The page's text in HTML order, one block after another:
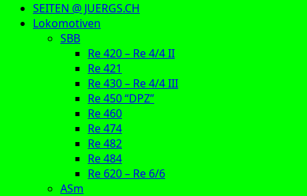
SEITEN @ JUERGS.CH
Lokomotiven
SBB
Re 420 – Re 4/4 II
Re 421
Re 430 – Re 4/4 III
Re 450 “DPZ”
Re 460
Re 474
Re 482
Re 484
Re 620 – Re 6/6
ASm